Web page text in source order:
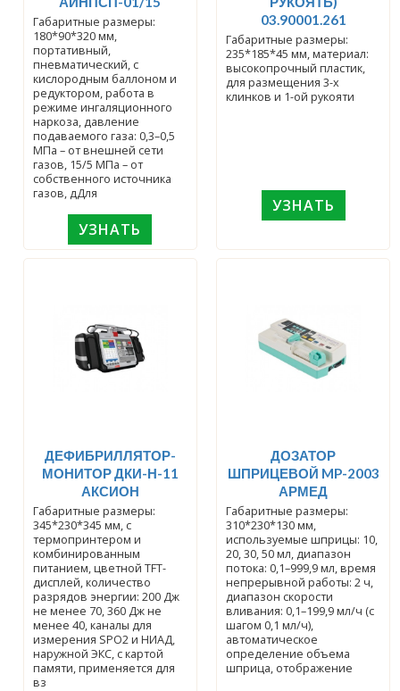
Габаритные размеры:
180*90*320 мм,
портативный,
пневматический, с
кислородным баллоном и
редуктором, работа в
режиме ингаляционного
наркоза, давление
подаваемого газа: 0,3–0,5
МПа – от внешней сети
газов, 15/5 МПа – от
собственного источника
газов, дДля
УЗНАТЬ
03.90001.261
Габаритные размеры:
235*185*45 мм, материал:
высокопрочный пластик,
для размещения 3-х
клинков и 1-ой рукояти
УЗНАТЬ
ДЕФИБРИЛЛЯТОР-
МОНИТОР ДКИ-Н-11
АКСИОН
Габаритные размеры:
345*230*345 мм, с
термопринтером и
комбинированным
питанием, цветной TFT-
дисплей, количество
разрядов энергии: 200 Дж
не менее 70, 360 Дж не
менее 40, каналы для
измерения SPO2 и НИАД,
наружной ЭКС, с картой
памяти, применяется для
вз
ДОЗАТОР
ШПРИЦЕВОЙ MP-2003
АРМЕД
Габаритные размеры:
310*230*130 мм,
используемые шприцы: 10,
20, 30, 50 мл, диапазон
потока: 0,1–999,9 мл, время
непрерывной работы: 2 ч,
диапазон скорости
вливания: 0,1–199,9 мл/ч (с
шагом 0,1 мл/ч),
автоматическое
определение объема
шприца, отображение